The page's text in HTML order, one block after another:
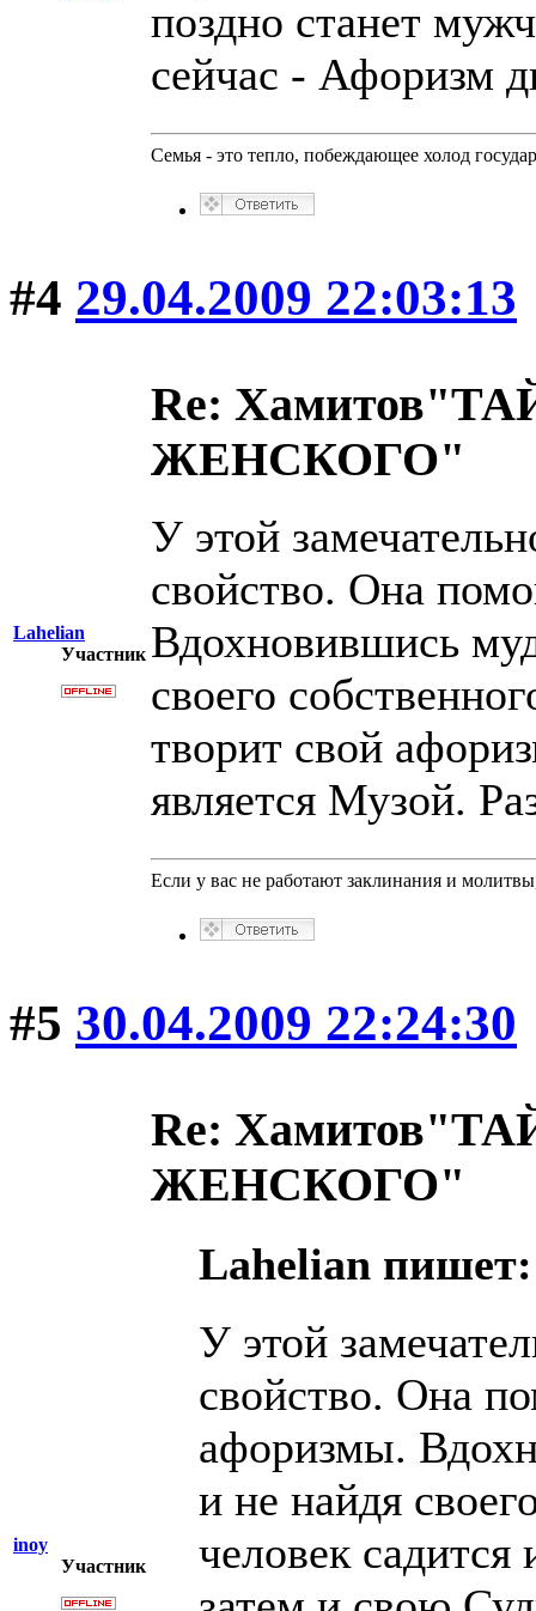
поздно станет
сейчас - Афоризм
Семья - это тепло, побеждающее холод
#4 29.04.2009 22:03:13
Lahelian
Участник
Re:
ЖЕНСКОГО"
У этой
свойство. Она
Вдохновившись
своего
творит свой
является Музой.
Если у вас не работают заклинания и
#5 30.04.2009 22:24:30
inoy
Участник
Re:
ЖЕНСКОГО"
Lahelian пишет:
У этой
свойство. Она
афоризмы.
и не найдя
человек